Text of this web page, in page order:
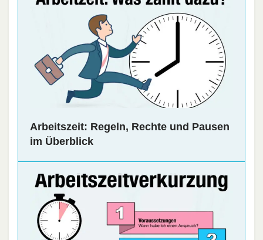
Arbeitszeit: Regeln, Rechte und Pausen
im Überblick